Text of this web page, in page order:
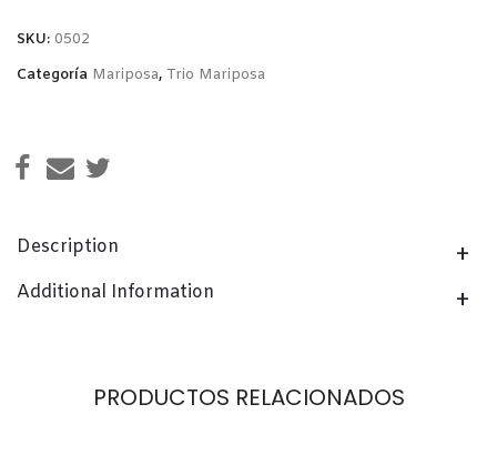
SKU: 0502
Categoría Mariposa, Trio Mariposa
Description
Additional Information
PRODUCTOS RELACIONADOS